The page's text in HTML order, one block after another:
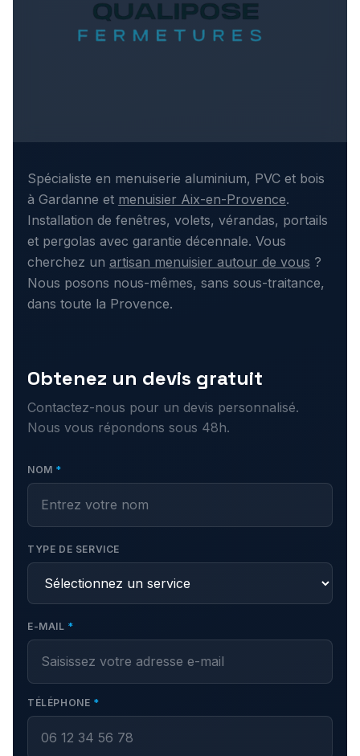
Spécialiste en menuiserie aluminium, PVC et bois
à Gardanne et menuisier Aix-en-Provence.
Installation de fenêtres, volets, vérandas, portails
et pergolas avec garantie décennale. Vous
cherchez un artisan menuisier autour de vous ?
Nous posons nous-mêmes, sans sous-traitance,
dans toute la Provence.
Obtenez un devis gratuit
Contactez-nous pour un devis personnalisé.
Nous vous répondons sous 48h.
NOM *
TYPE DE SERVICE
E-MAIL *
TÉLÉPHONE *